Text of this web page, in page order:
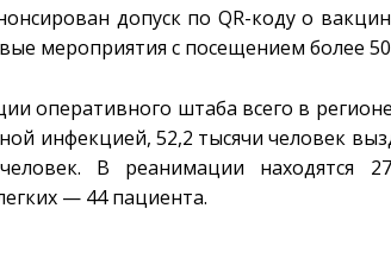
допуск по QR-коду о
мероприятия с посещением более
оперативного штаба всего в
инфекцией, 52,2 тысячи человек
В реанимации находятся
— 44 пациента.